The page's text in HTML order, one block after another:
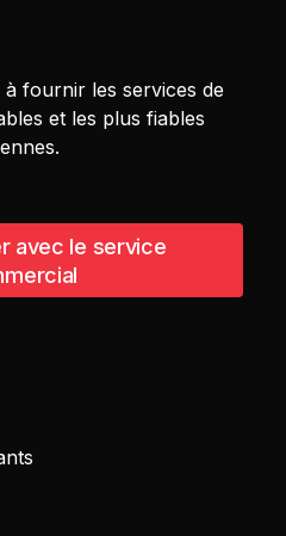
fournir les services de
et les plus fiables
avec le service